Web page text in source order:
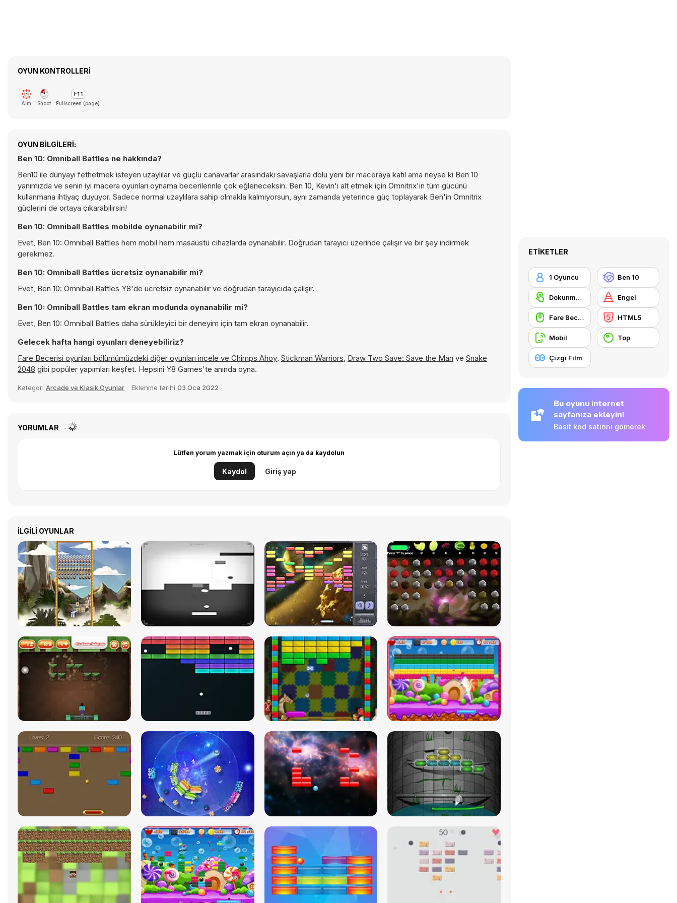
OYUN KONTROLLERI
Aim Shoot Fullscreen (page)
OYUN BILGILERI:
Ben 10: Omniball Battles ne hakkında?
Ben10 ile dünyayı fethetmek isteyen uzaylılar ve güçlü canavarlar arasındaki savaşlarla dolu yeni bir maceraya katıl ama neyse ki Ben 10
yanımızda ve senin iyi macera oyunları oynama becerilerinle çok eğleneceksin. Ben 10, Kevin'i alt etmek için Omnitrix'in tüm gücünü
kullanmana ihtiyaç duyuyor. Sadece normal uzaylılara sahip olmakla kalmıyorsun, aynı zamanda yeterince güç toplayarak Ben'in Omnitrix
güçlerini de ortaya çıkarabilirsin!
Ben 10: Omniball Battles mobilde oynanabilir mi?
Evet, Ben 10: Omniball Battles hem mobil hem masaüstü cihazlarda oynanabilir. Doğrudan tarayıcı üzerinde çalışır ve bir şey indirmek
gerekmez.
Ben 10: Omniball Battles ücretsiz oynanabilir mi?
Evet, Ben 10: Omniball Battles Y8'de ücretsiz oynanabilir ve doğrudan tarayıcıda çalışır.
Ben 10: Omniball Battles tam ekran modunda oynanabilir mi?
Evet, Ben 10: Omniball Battles daha sürükleyici bir deneyim için tam ekran oynanabilir.
Gelecek hafta hangi oyunları deneyebiliriz?
Fare Becerisi oyunları bölümümüzdeki diğer oyunları incele ve Chimps Ahoy, Stickman Warriors, Draw Two Save: Save the Man ve Snake
2048 gibi popüler yapımları keşfet. Hepsini Y8 Games'te anında oyna.
Kategori Arcade ve Klasik Oyunlar Eklenme tarihi 03 Oca 2022
YORUMLAR
Lütfen yorum yazmak için oturum açın ya da kaydolun
Kaydol Giriş yap
İLGILI OYUNLAR
ETIKETLER
1 Oyuncu Ben 10
Dokunmatik ekran Engel
Fare Becerisi HTML5
Mobil Top
Çizgi Film
Bu oyunu internet
sayfanıza ekleyin!
Basit kod satırını gömerek